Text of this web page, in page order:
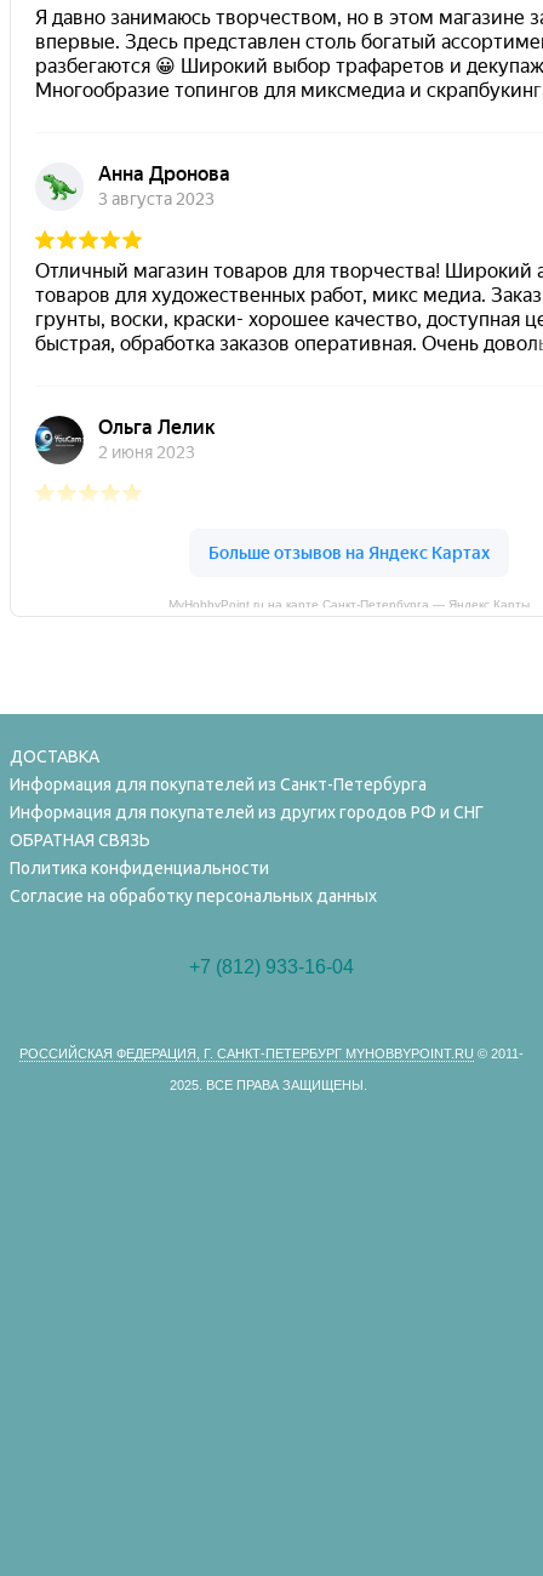
MyHobbyPoint.ru на карте Санкт‑Петербурга — Яндекс Карты
ДОСТАВКА
Информация для покупателей из Санкт-Петербурга
Информация для покупателей из других городов РФ и СНГ
ОБРАТНАЯ СВЯЗЬ
Политика конфиденциальности
Согласие на обработку персональных данных
+7 (812) 933-16-04
РОССИЙСКАЯ ФЕДЕРАЦИЯ, Г. САНКТ-ПЕТЕРБУРГ MYHOBBYPOINT.RU © 2011-
2025. ВСЕ ПРАВА ЗАЩИЩЕНЫ.